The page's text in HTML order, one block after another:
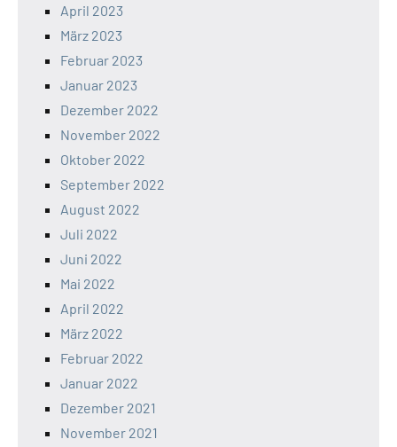
April 2023
März 2023
Februar 2023
Januar 2023
Dezember 2022
November 2022
Oktober 2022
September 2022
August 2022
Juli 2022
Juni 2022
Mai 2022
April 2022
März 2022
Februar 2022
Januar 2022
Dezember 2021
November 2021